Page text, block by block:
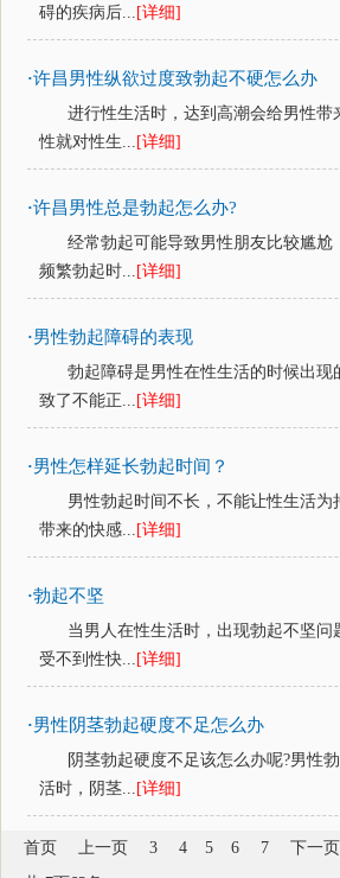
碍的疾病后... [详细]
·许昌男性纵欲过度致勃起不硬怎么办
进行性生活时，达到高潮会给男性带
性就对性生... [详细]
·许昌男性总是勃起怎么办?
经常勃起可能导致男性朋友比较尴尬
频繁勃起时... [详细]
·男性勃起障碍的表现
勃起障碍是男性在性生活的时候出现
致了不能正... [详细]
·男性怎样延长勃起时间？
男性勃起时间不长，不能让性生活为
带来的快感... [详细]
·勃起不坚
当男人在性生活时，出现勃起不坚问
受不到性快... [详细]
·男性阴茎勃起硬度不足怎么办
阴茎勃起硬度不足该怎么办呢?男性
活时，阴茎... [详细]
首页 上一页 3 4 5 6 7 下一页